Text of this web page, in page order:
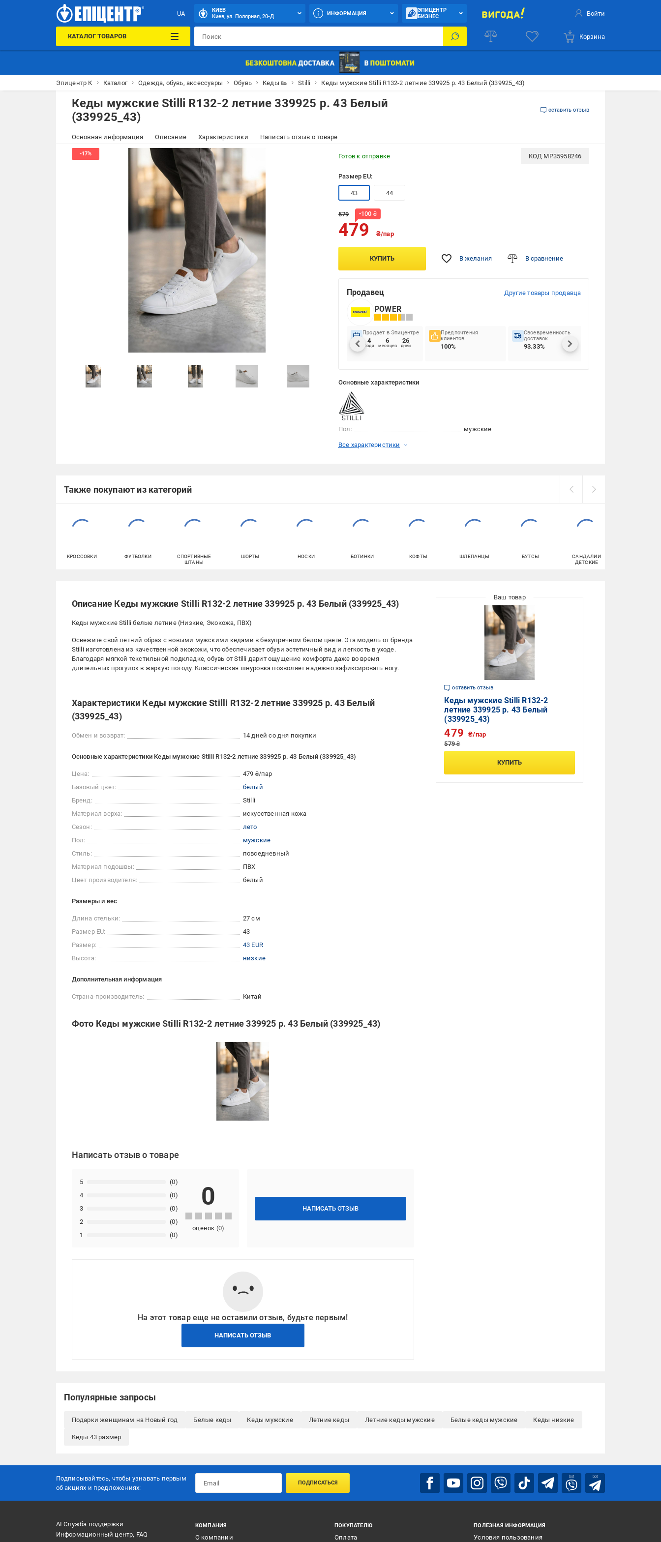
UA
КИЕВ
Киев, ул. Полярная, 20-Д
ИНФОРМАЦИЯ
ЭПИЦЕНТР
БИЗНЕС
Войти
КАТАЛОГ ТОВАРОВ Корзина
Эпицентр К Каталог Одежда, обувь, аксессуары Обувь Кеды 👟 Stilli Кеды мужские Stilli R132-2 летние 339925 р. 43 Белый (339925_43)
Кеды мужские Stilli R132-2 летние 339925 р. 43 Белый
(339925_43)
оставить отзыв
Основная информация Описание Характеристики Написать отзыв о товаре
Готов к отправке КОД MP35958246
Размер EU:
43 44
579 -100 ₴
479 ₴/пар
КУПИТЬ В желания В сравнение
Продавец Другие товары продавца
POWER
Продает в Эпицентре
4
года
6
месяцев
26
дней
Предпочтения
клиентов
100%
Своевременность
доставок
93.33%
Основные характеристики
Пол: мужские
Все характеристики
Также покупают из категорий
КРОССОВКИ ФУТБОЛКИ
СПОРТИВНЫЕ
ШТАНЫ
ШОРТЫ НОСКИ БОТИНКИ КОФТЫ ШЛЕПАНЦЫ БУТСЫ
САНДАЛИИ
ДЕТСКИЕ
Описание Кеды мужские Stilli R132-2 летние 339925 р. 43 Белый (339925_43)
Кеды мужские Stilli белые летние (Низкие, Экокожа, ПВХ)
Освежите свой летний образ с новыми мужскими кедами в безупречном белом цвете. Эта модель от бренда
Stilli изготовлена из качественной экокожи, что обеспечивает обуви эстетичный вид и легкость в уходе.
Благодаря мягкой текстильной подкладке, обувь от Stilli дарит ощущение комфорта даже во время
длительных прогулок в жаркую погоду. Классическая шнуровка позволяет надежно зафиксировать ногу.
Характеристики Кеды мужские Stilli R132-2 летние 339925 р. 43 Белый
(339925_43)
Обмен и возврат: 14 дней со дня покупки
Основные характеристики Кеды мужские Stilli R132-2 летние 339925 р. 43 Белый (339925_43)
Цена:
479 ₴/пар
Базовый цвет:
белый
Бренд:
Stilli
Материал верха:
искусственная кожа
Сезон:
лето
Пол:
мужские
Стиль:
повседневный
Материал подошвы:
ПВХ
Цвет производителя:
белый
Размеры и вес
Длина стельки:
27 см
Размер EU:
43
Размер:
43 EUR
Высота:
низкие
Дополнительная информация
Страна-производитель: Китай
Фото Кеды мужские Stilli R132-2 летние 339925 р. 43 Белый (339925_43)
Написать отзыв о товаре
НАПИСАТЬ ОТЗЫВ
1 (0)
2 (0)
3 (0)
4 (0)
5 (0)
0
оценок (0)
На этот товар еще не оставили отзыв, будьте первым!
НАПИСАТЬ ОТЗЫВ
оставить отзыв
Кеды мужские Stilli R132-2
летние 339925 р. 43 Белый
(339925_43)
579 ₴
479 ₴/пар
КУПИТЬ
Популярные запросы
Подарки женщинам на Новый год Белые кеды Кеды мужские Летние кеды Летние кеды мужские Белые кеды мужские Кеды низкие
Кеды 43 размер
Подписывайтесь, чтобы узнавать первым
об акцияx и предложениях:
ПОДПИСАТЬСЯ
bot bot
AI Служба поддержки
Информационный центр, FAQ
КОМПАНИЯ
О компании
ПОКУПАТЕЛЮ
Оплата
ПОЛЕЗНАЯ ИНФОРМАЦИЯ
Условия пользования